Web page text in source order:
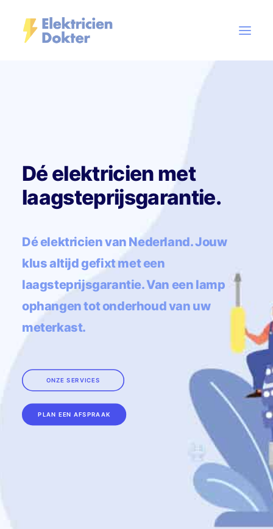
Contact
Dé elektricien met
laagsteprijsgarantie.
Dé elektricien van Nederland. Jouw
klus altijd gefixt met een
laagsteprijsgarantie. Van een lamp
ophangen tot onderhoud van uw
meterkast.
ONZE SERVICES
PLAN EEN AFSPRAAK